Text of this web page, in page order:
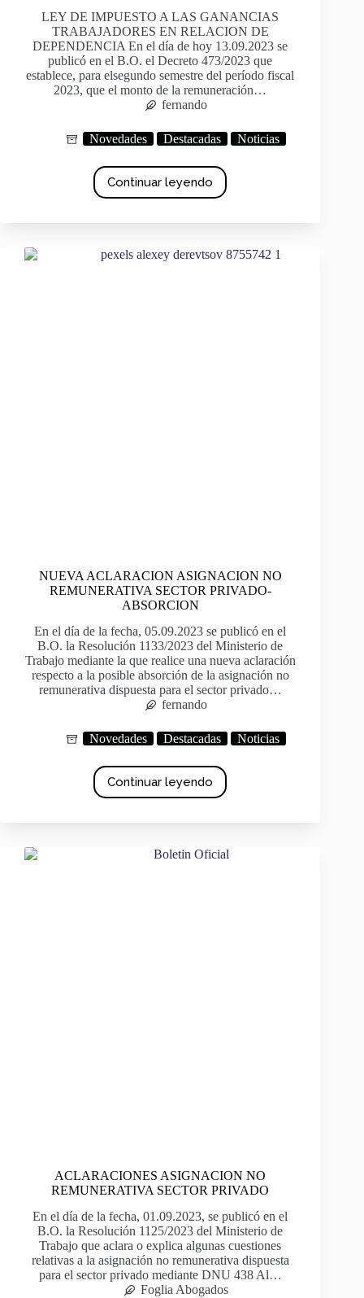
LEY DE IMPUESTO A LAS GANANCIAS
TRABAJADORES EN RELACION DE
DEPENDENCIA En el día de hoy 13.09.2023 se
publicó en el B.O. el Decreto 473/2023 que
establece, para elsegundo semestre del período fiscal
2023, que el monto de la remuneración…
fernando
Novedades Destacadas Noticias
Continuar leyendo
NUEVA ACLARACION ASIGNACION NO
REMUNERATIVA SECTOR PRIVADO-
ABSORCION
En el día de la fecha, 05.09.2023 se publicó en el
B.O. la Resolución 1133/2023 del Ministerio de
Trabajo mediante la que realice una nueva aclaración
respecto a la posible absorción de la asignación no
remunerativa dispuesta para el sector privado…
fernando
Novedades Destacadas Noticias
Continuar leyendo
ACLARACIONES ASIGNACION NO
REMUNERATIVA SECTOR PRIVADO
En el día de la fecha, 01.09.2023, se publicó en el
B.O. la Resolución 1125/2023 del Ministerio de
Trabajo que aclara o explica algunas cuestiones
relativas a la asignación no remunerativa dispuesta
para el sector privado mediante DNU 438 Al…
Foglia Abogados